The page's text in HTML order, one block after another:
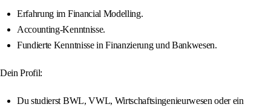
Erfahrung im Financial Modelling.
Accounting-Kenntnisse.
Fundierte Kenntnisse in Finanzierung und Bankwesen.
Dein Profil:
Du studierst BWL, VWL, Wirtschaftsingenieurwesen oder ein